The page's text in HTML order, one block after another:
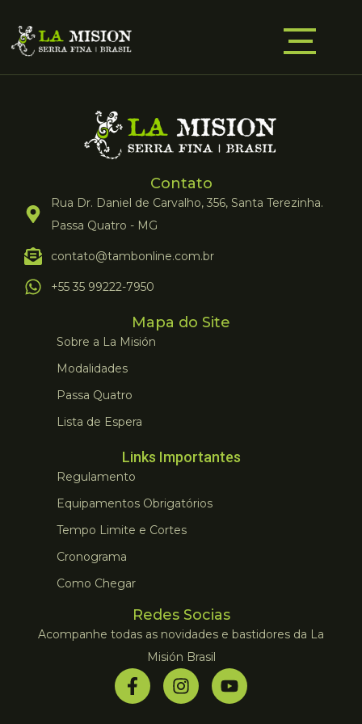
Contato
Rua Dr. Daniel de Carvalho, 356, Santa Terezinha.
Passa Quatro - MG
contato@tambonline.com.br
+55 35 99222-7950
Mapa do Site
Sobre a La Misión
Modalidades
Passa Quatro
Lista de Espera
Links Importantes
Regulamento
Equipamentos Obrigatórios
Tempo Limite e Cortes
Cronograma
Como Chegar
Redes Socias
Acompanhe todas as novidades e bastidores da La
Misión Brasil